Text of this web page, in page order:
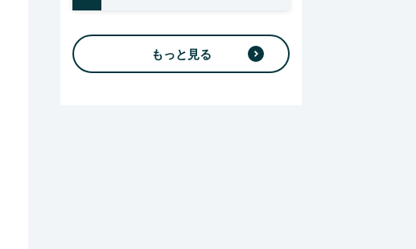
もっと見る